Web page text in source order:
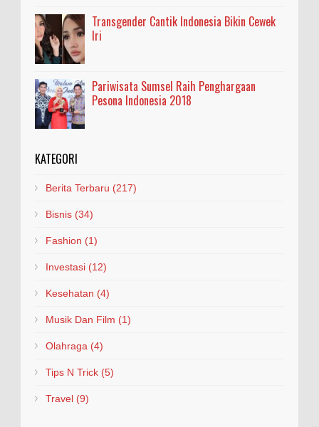
Transgender Cantik Indonesia Bikin Cewek
Iri
Pariwisata Sumsel Raih Penghargaan
Pesona Indonesia 2018
KATEGORI
Berita Terbaru (217)
Bisnis (34)
Fashion (1)
Investasi (12)
Kesehatan (4)
Musik Dan Film (1)
Olahraga (4)
Tips N Trick (5)
Travel (9)